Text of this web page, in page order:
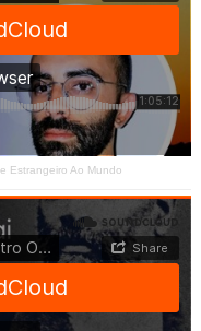
Estrangeiro Ao Mundo